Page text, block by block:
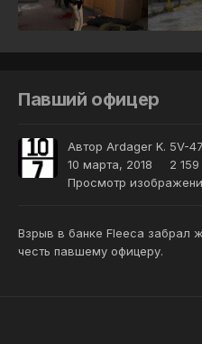
Павший офицер
Автор Ardager K. 5V-47
10 марта, 2018
2
Просмотр
Взрыв в банке Fleeca забрал
честь павшему офицеру.